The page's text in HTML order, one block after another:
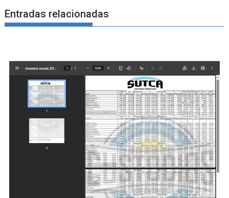
Entradas relacionadas